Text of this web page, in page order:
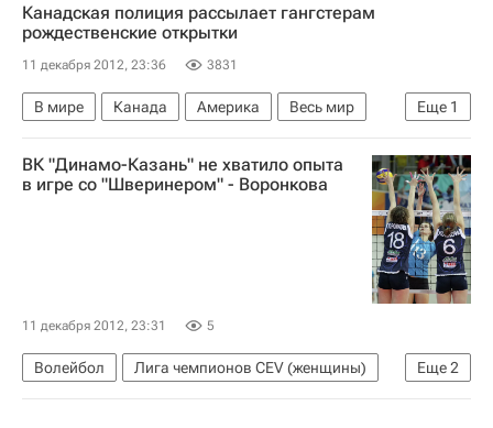
Галина Вишневская
Большой театр
Россия
Канадская полиция рассылает гангстерам
рождественские открытки
11 декабря 2012, 23:36 3831
Еще 1
В мире Канада Америка
Весь мир
Северная Америка
ВК "Динамо-Казань" не хватило опыта
в игре со "Шверинером" - Воронкова
11 декабря 2012, 23:31 5
Еще2
Волейбол
Лига чемпионов CEV (женщины)
Динамо-Ак Барс (ж)
Шверинер